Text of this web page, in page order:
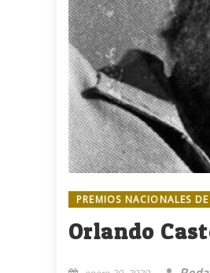
PREMIOS NACIONALES
Orlando